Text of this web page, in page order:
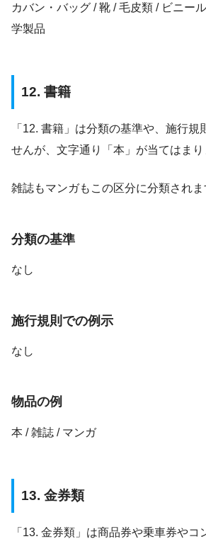
カバン・バッグ / 靴 / 毛皮類 / ビニー
学製品
12. 書籍
「12. 書籍」は分類の基準や、施行規
せんが、文字通り「本」が当てはまり
雑誌もマンガもこの区分に分類されま
分類の基準
なし
施行規則での例示
なし
物品の例
本 / 雑誌 / マンガ
13. 金券類
「13. 金券類」は商品券や乗車券やコ